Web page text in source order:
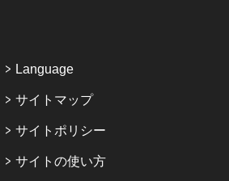
Language
サイトマップ
サイトポリシー
サイトの使い方